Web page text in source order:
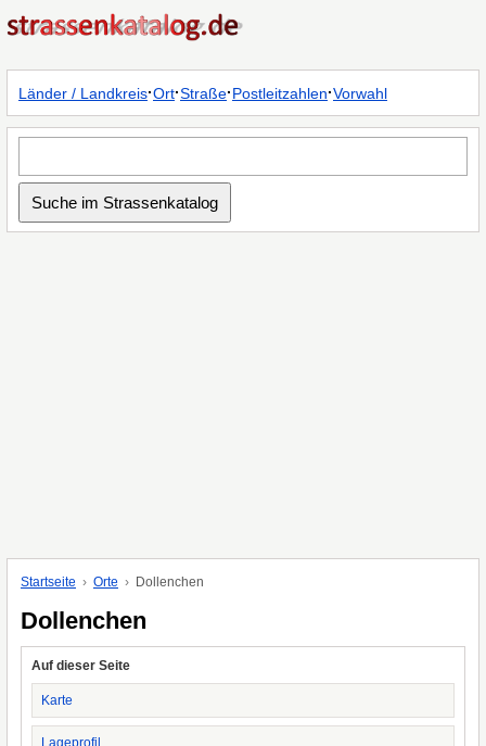
Länder / Landkreis·Ort·Straße·Postleitzahlen·Vorwahl
Startseite Orte Dollenchen
Dollenchen
Auf dieser Seite
Karte
Lageprofil